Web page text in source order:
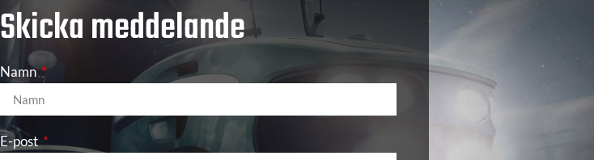
Skicka meddelande
Namn
E-post